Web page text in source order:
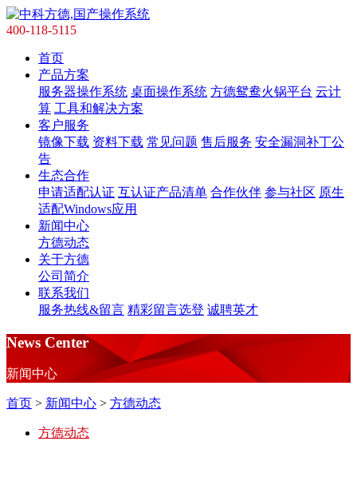
400-118-5115
首页
产品方案
服务器操作系统 桌面操作系统 方德鸳鸯火锅平台 云计
算 工具和解决方案
客户服务
镜像下载 资料下载 常见问题 售后服务 安全漏洞补丁公
告
生态合作
申请适配认证 互认证产品清单 合作伙伴 参与社区 原生
适配Windows应用
新闻中心
方德动态
关于方德
公司简介
联系我们
服务热线&留言 精彩留言选登 诚聘英才
News Center
新闻中心
首页 > 新闻中心 > 方德动态
方德动态